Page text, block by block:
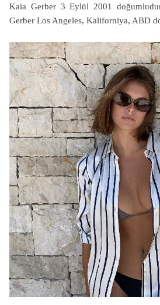
Kaia Gerber 3 Eylül 2001
Gerber Los Angeles, Kaliforniya, ABD